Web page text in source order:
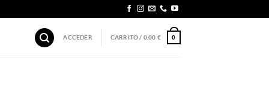
ACCEDER CARRITO / 0,00 € 0